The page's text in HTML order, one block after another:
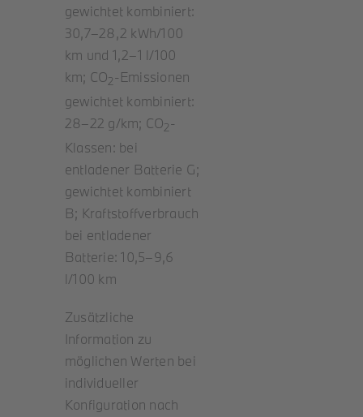
gewichtet kombiniert:
30,7–28,2 kWh/100
km und 1,2–1 l/100
km; CO2-Emissionen
gewichtet kombiniert:
28–22 g/km; CO2-
Klassen: bei
entladener Batterie G;
gewichtet kombiniert
B; Kraftstoffverbrauch
bei entladener
Batterie: 10,5–9,6
l/100 km
Zusätzliche
Information zu
möglichen Werten bei
individueller
Konfiguration nach